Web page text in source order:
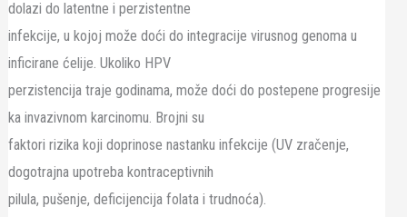
dolazi do latentne i perzistentne
infekcije, u kojoj može doći do integracije virusnog genoma u
inficirane ćelije. Ukoliko HPV
perzistencija traje godinama, može doći do postepene progresije
ka invazivnom karcinomu. Brojni su
faktori rizika koji doprinose nastanku infekcije (UV zračenje,
dogotrajna upotreba kontraceptivnih
pilula, pušenje, deficijencija folata i trudnoća).